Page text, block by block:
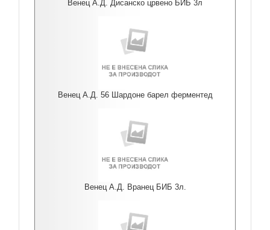
Венец А.Д. Дисанско црвено БИБ 3л
Венец А.Д. 56 Шардоне барел ферментед
Венец А.Д. Вранец БИБ 3л.